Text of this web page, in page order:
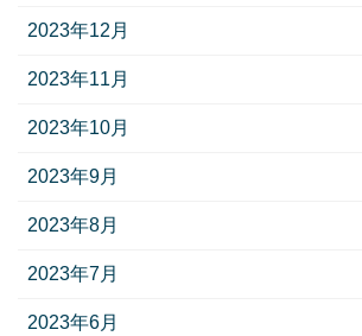
2023年12月
2023年11月
2023年10月
2023年9月
2023年8月
2023年7月
2023年6月